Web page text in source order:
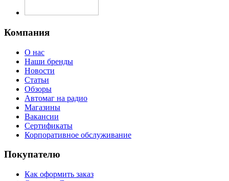
Компания
О нас
Наши бренды
Новости
Статьи
Обзоры
Автомаг на радио
Магазины
Вакансии
Сертификаты
Корпоративное обслуживание
Покупателю
Как оформить заказ